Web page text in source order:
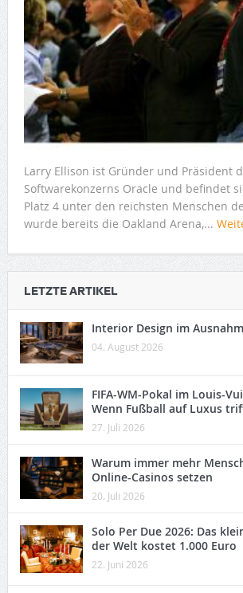
Larry Ellison ist Gründer und Präsident
Softwarekonzerns Oracle und befindet
Platz 4 unter den reichsten Menschen
wurde bereits die Oakland Arena,...
LETZTE ARTIKEL
Interior Design im
04. August 2026
FIFA-WM-Pokal im Louis-
Wenn Fußball auf Luxus
27. Juli 2026
Warum immer mehr
Online-Casinos setzen
20. Juli 2026
Solo Per Due 2026: Das
der Welt kostet 1.000 Euro
22. Juni 2026